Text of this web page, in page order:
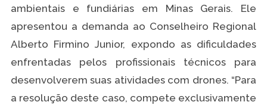
ambientais e fundiárias em Minas Gerais. Ele
apresentou a demanda ao Conselheiro Regional
Alberto Firmino Junior, expondo as dificuldades
enfrentadas pelos profissionais técnicos para
desenvolverem suas atividades com drones. “Para
a resolução deste caso, compete exclusivamente